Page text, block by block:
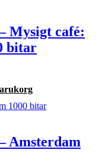
Mysigt café:
bitar
Amsterdam